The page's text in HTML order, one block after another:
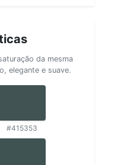
da mesma
elegante e suave.
#415353